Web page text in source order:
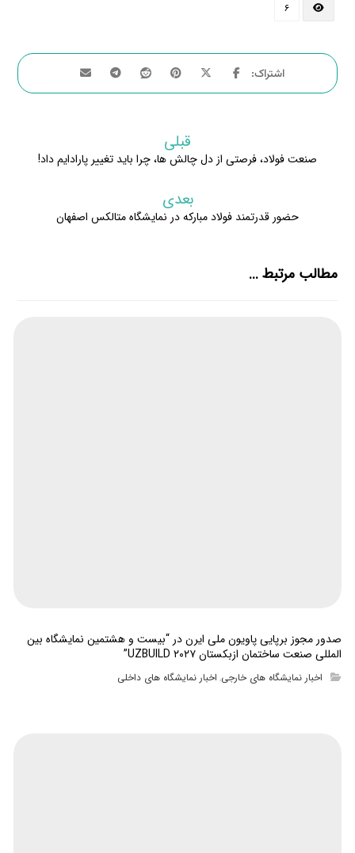
۶
قبلی
صنعت فولاد، فرصتی از دل چالش ها، چرا باید تغییر پارادایم داد!
بعدی
حضور قدرتمند فولاد مبارکه در نمایشگاه متالکس اصفهان
مطالب مرتبط ...
صدور مجوز برپایی پاویون ملی ایرن در “بیست و هشتمین نمایشگاه بین
المللی صنعت ساختمان ازبکستان UZBUILD ۲۰۲۷”
اخبار نمایشگاه های خارجی, اخبار نمایشگاه های داخلی